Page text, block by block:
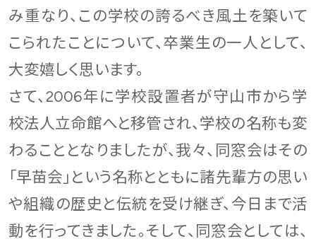
み重なり、この学校の誇るべき風土を築いて
こられたことについて、卒業生の一人として、
大変嬉しく思います。
さて、2006年に学校設置者が守山市から学
校法人立命館へと移管され、学校の名称も変
わることとなりましたが、我々、同窓会はその
「早苗会」という名称とともに諸先輩方の思い
や組織の歴史と伝統を受け継ぎ、今日まで活
動を行ってきました。そして、同窓会としては、